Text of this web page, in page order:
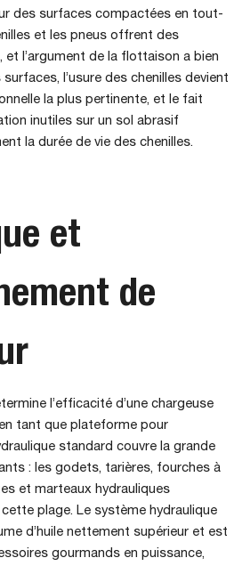
des surfaces compactées en tout-
et les pneus offrent des
et l’argument de la flottaison a bien
l’usure des chenilles devient
la plus pertinente, et le fait
inutiles sur un sol abrasif
la durée de vie des chenilles.
et
de
l’efficacité d’une chargeuse
tant que plateforme pour
standard couvre la grande
: les godets, tarières, fourches à
et marteaux hydrauliques
plage. Le système hydraulique
d’huile nettement supérieur et est
gourmands en puissance,